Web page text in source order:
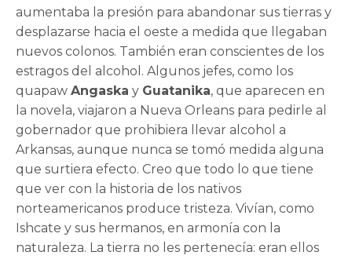
aumentaba la presión para abandonar sus tierras y
desplazarse hacia el oeste a medida que llegaban
nuevos colonos. También eran conscientes de los
estragos del alcohol. Algunos jefes, como los
quapawAngaska y Guatanika, que aparecen en
la novela, viajaron a Nueva Orleans para pedirle al
gobernador que prohibiera llevar alcohol a
Arkansas, aunque nunca se tomó medida alguna
que surtiera efecto. Creo que todo lo que tiene
que ver con la historia de los nativos
norteamericanos produce tristeza. Vivían, como
Ishcate y sus hermanos, en armonía con la
naturaleza. La tierra no les pertenecía: eran ellos